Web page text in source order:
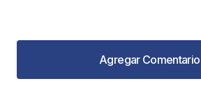
Agregar Comentario
Agregar Comentario